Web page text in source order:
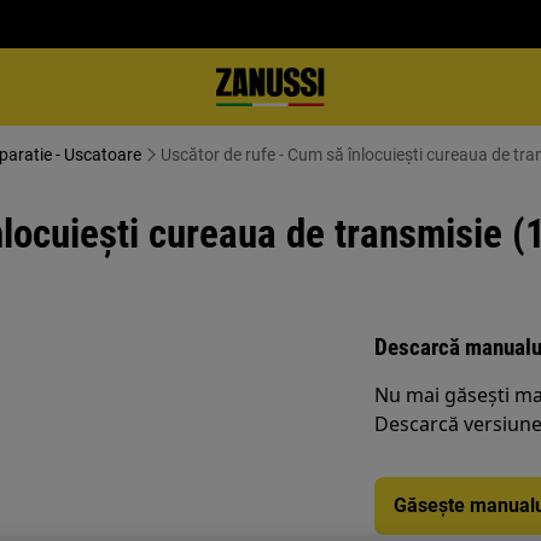
- Uscatoare Uscător de rufe - Cum să înlocuiești cureaua de
cureaua de transmisie
Descarcă
Nu mai găsești
Descarcă
Găsește